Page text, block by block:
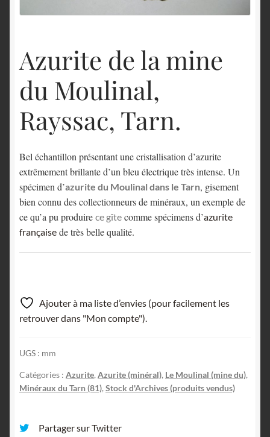
Azurite de la mine
du Moulinal,
Rayssac, Tarn.
Bel échantillon présentant une cristallisation d’azurite
extrêmement brillante d’un bleu électrique très intense. Un
spécimen d’azurite du Moulinal dans le Tarn, gisement
bien connu des collectionneurs de minéraux, un exemple de
ce qu’a pu produire ce gîte comme spécimens d’azurite
française de très belle qualité.
Ajouter à ma liste d’envies (pour facilement les
retrouver dans "Mon compte").
UGS : mm
Catégories : Azurite, Azurite (minéral), Le Moulinal (mine du),
Minéraux du Tarn (81), Stock d'Archives (produits vendus)
Partager sur Twitter